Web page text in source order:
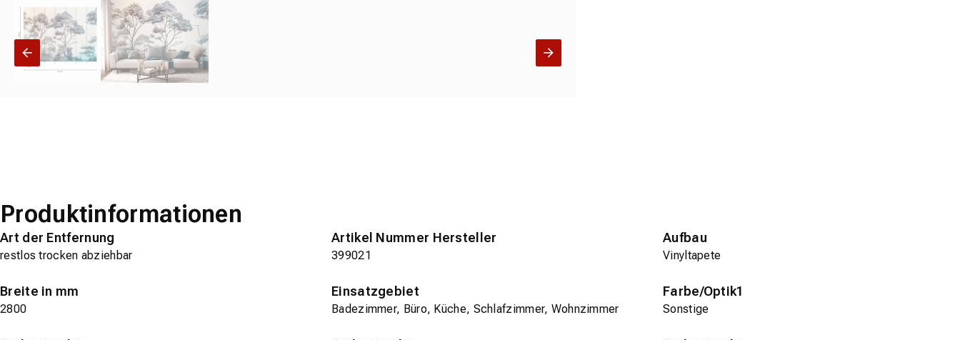
Produktinformationen
Art der Entfernung
restlos trocken abziehbar
Artikel Nummer Hersteller
399021
Aufbau
Vinyltapete
Breite in mm
2800
Einsatzgebiet
Badezimmer, Büro, Küche, Schlafzimmer, Wohnzimmer
Farbe/Optik1
Sonstige